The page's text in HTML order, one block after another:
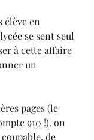
élève en
se sent seul
à cette affaire
un
pages (le
910 !), on
de